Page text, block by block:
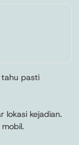
tahu pasti
lokasi kejadian.